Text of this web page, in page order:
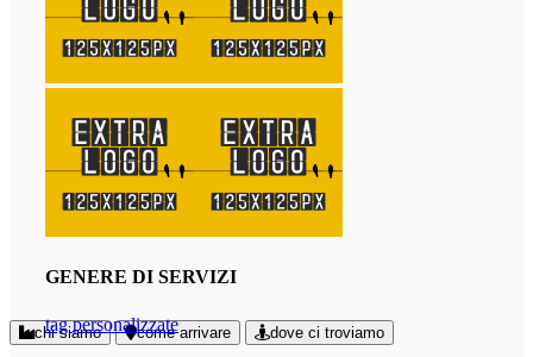
chi siamo come arrivare dove ci troviamo
GENERE DI SERVIZI
tag personalizzate